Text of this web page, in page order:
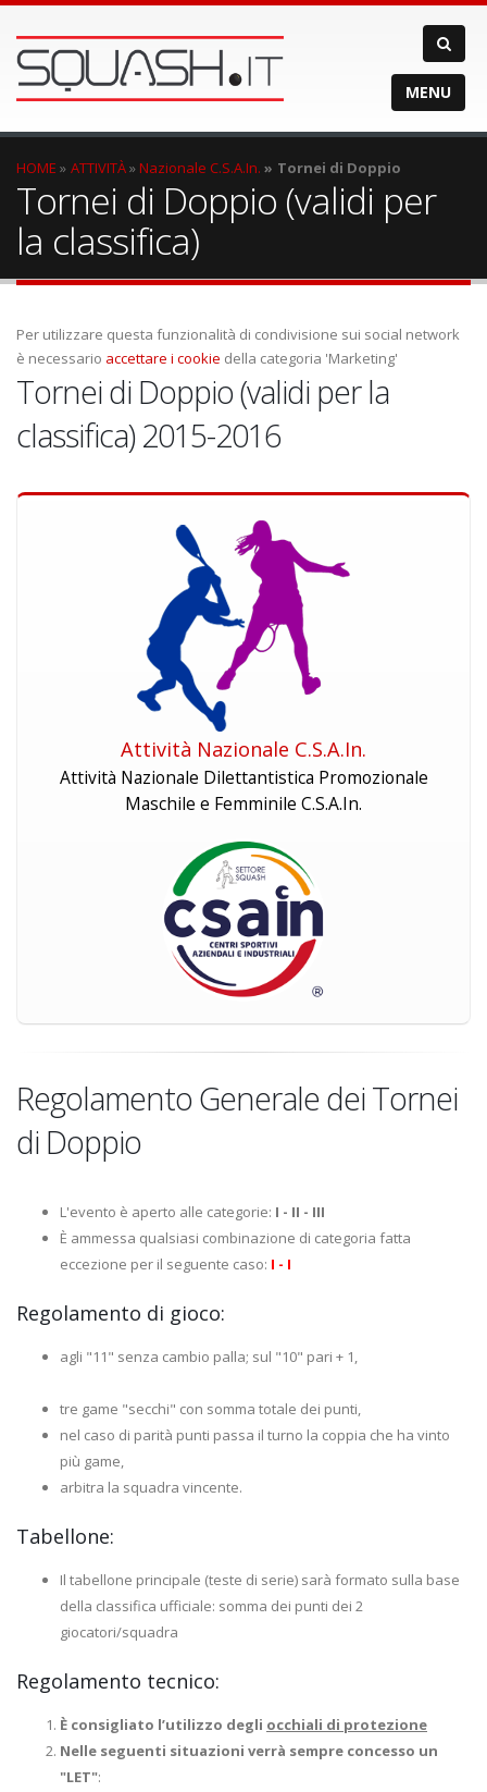
MENU
HOME ATTIVITÀ Nazionale C.S.A.In. Tornei di Doppio
Tornei di Doppio (validi per
la classifica)
Per utilizzare questa funzionalità di condivisione sui social network
è necessario accettare i cookie della categoria 'Marketing'
Tornei di Doppio (validi per la
classifica) 2015-2016
Attività Nazionale C.S.A.In.
Attività Nazionale Dilettantistica Promozionale
Maschile e Femminile C.S.A.In.
Regolamento Generale dei Tornei
di Doppio
L'evento è aperto alle categorie: I - II - III
È ammessa qualsiasi combinazione di categoria fatta
eccezione per il seguente caso: I - I
Regolamento di gioco:
agli "11" senza cambio palla; sul "10" pari + 1,
tre game "secchi" con somma totale dei punti,
nel caso di parità punti passa il turno la coppia che ha vinto
più game,
arbitra la squadra vincente.
Tabellone:
Il tabellone principale (teste di serie) sarà formato sulla base
della classifica ufficiale: somma dei punti dei 2
giocatori/squadra
Regolamento tecnico:
È consigliato l’utilizzo degli occhiali di protezione
Nelle seguenti situazioni verrà sempre concesso un
"LET":